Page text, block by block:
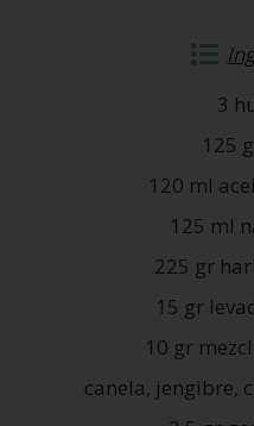
3
125
120 ml
125 ml
225 gr
15 gr
10 gr
canela, jengibre,